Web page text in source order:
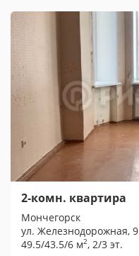
2-комн. квартира
Мончегорск
ул. Железнодорожная, 9
49.5/43.5/6 м2, 2/3 эт.